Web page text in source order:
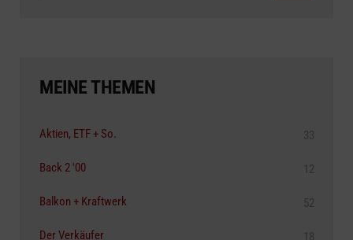
MEINE THEMEN
Aktien, ETF + So. 33
Back 2 '00 12
Balkon + Kraftwerk 52
Der Verkäufer 18